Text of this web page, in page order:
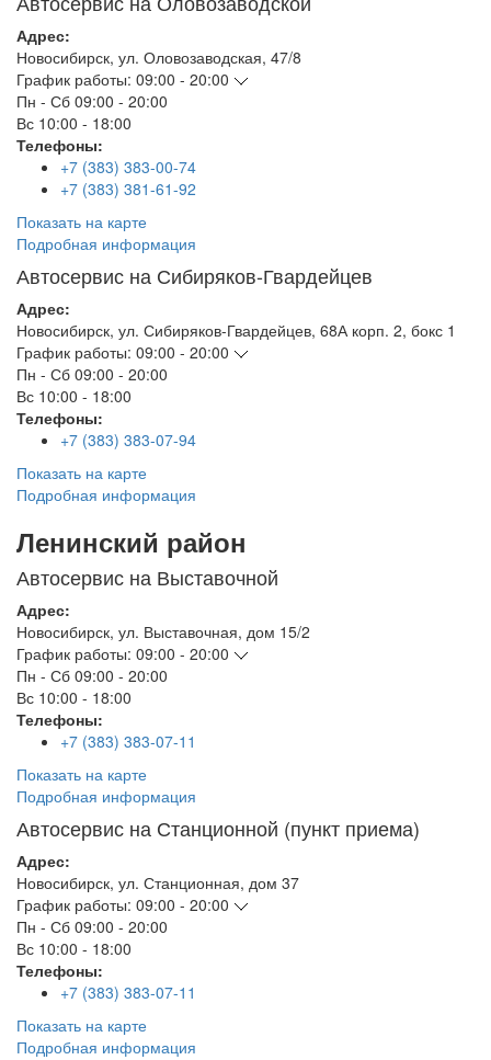
Адрес:
Новосибирск, ул. Оловозаводская, 47/8
График работы: 09:00 - 20:00
Пн - Сб 09:00 - 20:00
Вс 10:00 - 18:00
Телефоны:
+7 (383) 383-00-74
+7 (383) 381-61-92
Показать на карте
Подробная информация
Автосервис на Сибиряков-Гвардейцев
Адрес:
Новосибирск, ул. Сибиряков-Гвардейцев, 68А корп. 2, бокс 1
График работы: 09:00 - 20:00
Пн - Сб 09:00 - 20:00
Вс 10:00 - 18:00
Телефоны:
+7 (383) 383-07-94
Показать на карте
Подробная информация
Ленинский район
Автосервис на Выставочной
Адрес:
Новосибирск, ул. Выставочная, дом 15/2
График работы: 09:00 - 20:00
Пн - Сб 09:00 - 20:00
Вс 10:00 - 18:00
Телефоны:
+7 (383) 383-07-11
Показать на карте
Подробная информация
Автосервис на Станционной (пункт приема)
Адрес:
Новосибирск, ул. Станционная, дом 37
График работы: 09:00 - 20:00
Пн - Сб 09:00 - 20:00
Вс 10:00 - 18:00
Телефоны:
+7 (383) 383-07-11
Показать на карте
Подробная информация